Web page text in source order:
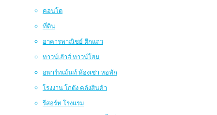
คอนโด
ที่ดิน
อาคารพาณิชย์ ตึกแถว
ทาวน์เฮ้าส์ ทาวน์โฮม
อพาร์ทเม้นท์ ห้องเช่า หอพัก
โรงงาน โกดัง คลังสินค้า
รีสอร์ท โรงแรม